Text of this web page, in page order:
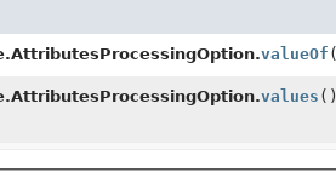
valueOf (
values ()